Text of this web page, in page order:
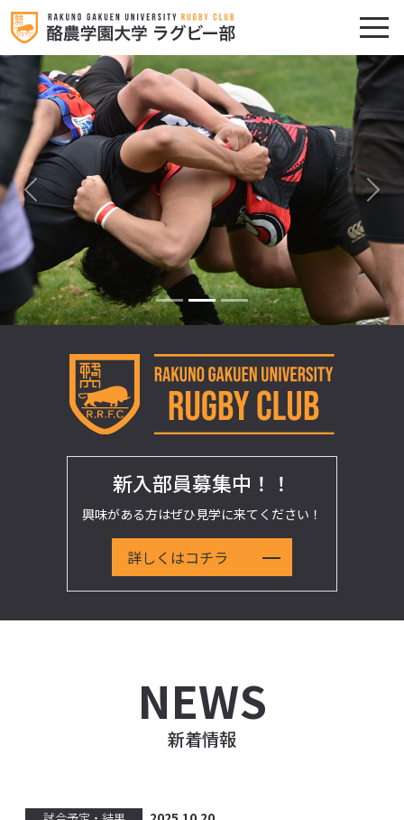
前へ
新入部員募集中！！
詳しくはコチラ
新着情報